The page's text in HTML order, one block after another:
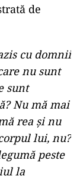
de
cu domnii
nu sunt
sunt
Nu mă mai
rea şi nu
lui, nu?
peste
la